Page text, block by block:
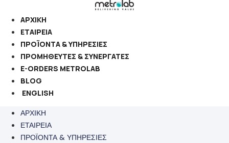
στο
περιεχόμενο
ΑΡΧΙΚΗ
ΕΤΑΙΡΕΙΑ
ΠΡΟΪΟΝΤΑ & ΥΠΗΡΕΣΙΕΣ
ΠΡΟΜΗΘΕΥΤΕΣ & ΣΥΝΕΡΓΑΤΕΣ
E-ORDERS METROLAB
BLOG
ENGLISH
ΑΡΧΙΚΗ
ΕΤΑΙΡΕΙΑ
ΠΡΟΪΟΝΤΑ & ΥΠΗΡΕΣΙΕΣ